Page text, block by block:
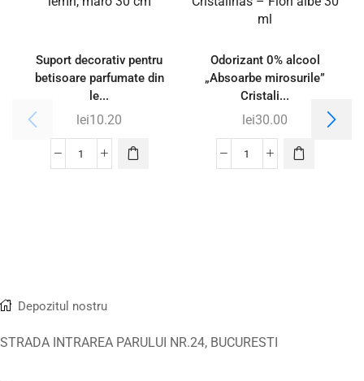
Suport decorativ pentru
betisoare parfumate din
le...
lei10.20
Odorizant 0% alcool
„Absoarbe mirosurile”
Cristali...
lei30.00
Depozitul nostru
STRADA INTRAREA PARULUI NR.24, BUCURESTI